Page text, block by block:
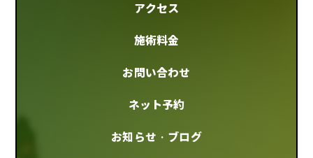
アクセス
施術料金
お問い合わせ
ネット予約
お知らせ・ブログ